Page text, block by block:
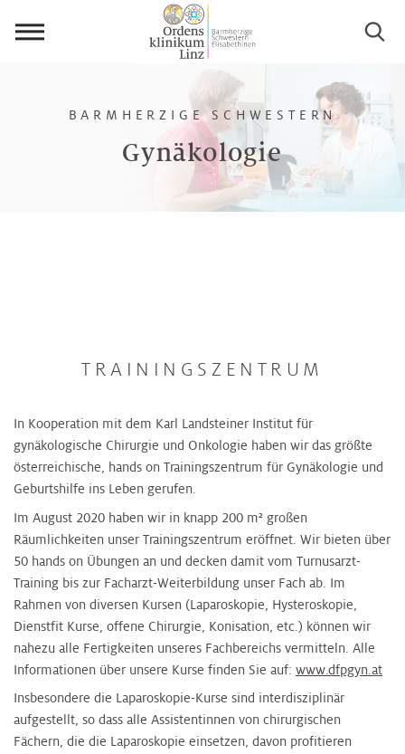
Gynäkologie
BARMHERZIGE SCHWESTERN
TRAININGSZENTRUM
In Kooperation mit dem Karl Landsteiner Institut für
gynäkologische Chirurgie und Onkologie haben wir das größte
österreichische, hands on Trainingszentrum für Gynäkologie und
Geburtshilfe ins Leben gerufen.
Im August 2020 haben wir in knapp 200 m² großen
Räumlichkeiten unser Trainingszentrum eröffnet. Wir bieten über
50 hands on Übungen an und decken damit vom Turnusarzt-
Training bis zur Facharzt-Weiterbildung unser Fach ab. Im
Rahmen von diversen Kursen (Laparoskopie, Hysteroskopie,
Dienstfit Kurse, offene Chirurgie, Konisation, etc.) können wir
nahezu alle Fertigkeiten unseres Fachbereichs vermitteln. Alle
Informationen über unsere Kurse finden Sie auf: www.dfpgyn.at
Insbesondere die Laparoskopie-Kurse sind interdisziplinär
aufgestellt, so dass alle Assistentinnen von chirurgischen
Fächern, die die Laparoskopie einsetzen, davon profitieren